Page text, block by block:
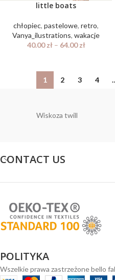
little boats
chłopiec, pastelowe, retro,
Vanya_ilustrations, wakacje
40.00zł– 64.00zł
1 2 3 4
Wiskoza twill
CONTACT US
POLITYKA
Wszelkie prawa zastrzeżone bello